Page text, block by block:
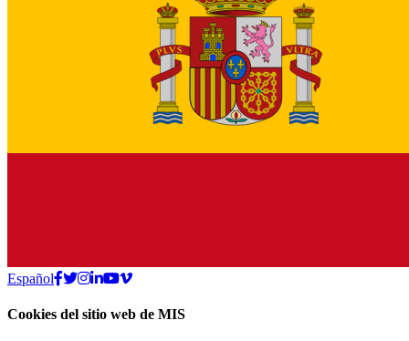
Español
Cookies del sitio web de MIS